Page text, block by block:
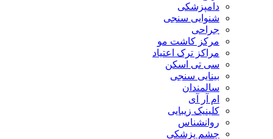
دامپزشکی
شنوایی سنجی
جراحی
مرکز کاشت مو
مراکز ترک اعتیاد
سی تی اسکن
بینایی سنجی
سالمندان
ام آر آی
کلینیک زیبایی
روانشناس
چشم پزشکی